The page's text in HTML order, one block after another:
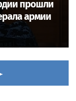
прошли
армии